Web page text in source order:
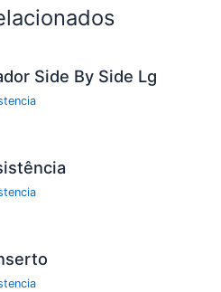
Side By Side Lg